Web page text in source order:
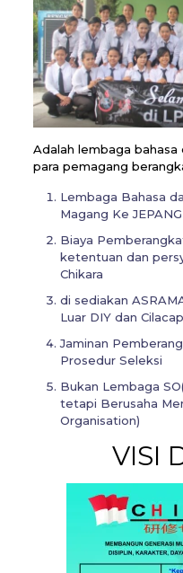
Adalah lembaga
para pemagang
Lembaga Bahasa
Magang Ke JEPANG
Biaya
ketentuan dan
Chikara
di sediakan
Luar DIY dan Cilacap
Jaminan
Prosedur Seleksi
Bukan Lembaga
tetapi Berusaha
Organisation)
VISI